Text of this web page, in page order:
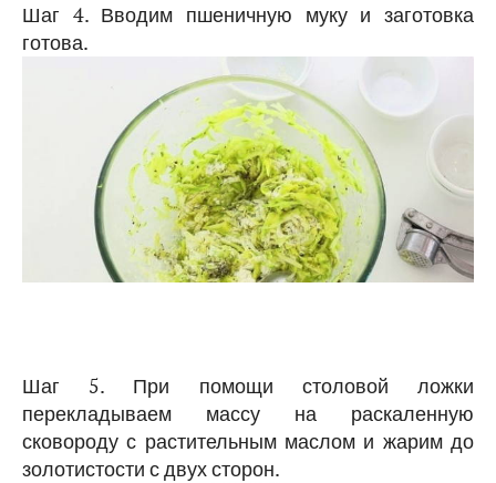
Шаг 4. Вводим пшеничную муку и заготовка
готова.
Шаг 5. При помощи столовой ложки
перекладываем массу на раскаленную
сковороду с растительным маслом и жарим до
золотистости с двух сторон.